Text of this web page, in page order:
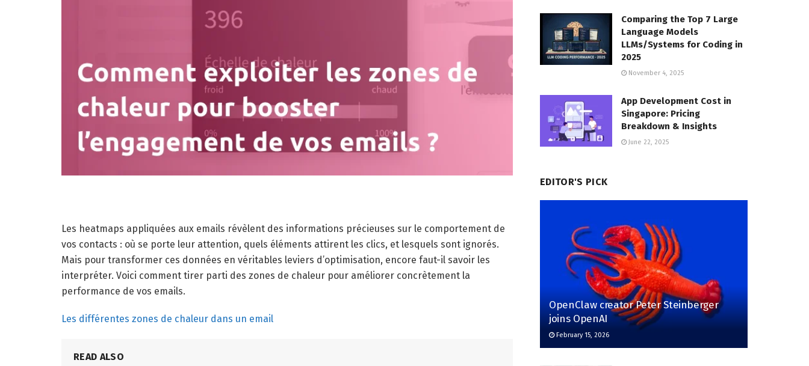
Les heatmaps appliquées aux emails révèlent des informations précieuses sur le comportement de
vos contacts : où se porte leur attention, quels éléments attirent les clics, et lesquels sont ignorés.
Mais pour transformer ces données en véritables leviers d’optimisation, encore faut-il savoir les
interpréter. Voici comment tirer parti des zones de chaleur pour améliorer concrètement la
performance de vos emails.
Les différentes zones de chaleur dans un email
READ ALSO
Comparing the Top 7 Large
Language Models
LLMs/Systems for Coding in
2025
November 4, 2025
App Development Cost in
Singapore: Pricing
Breakdown & Insights
June 22, 2025
EDITOR'S PICK
OpenClaw creator Peter Steinberger
joins OpenAI
February 15, 2026